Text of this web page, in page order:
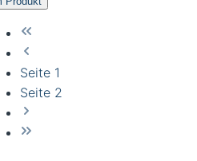
Seite 1
Seite 2